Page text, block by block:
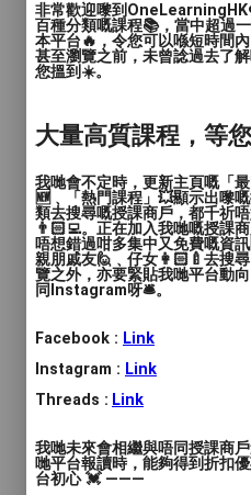
語言: 廣東話, 普通話, 英文
人數: 1對1, 2至4人, 多於4
時間: 60分鐘
價錢: $1200
服務地區: 深水埗區
1）iPhone 4K或高清
合參賽作品要求 。
2）專業收音咪高峰，
3）提供一小時鋼琴房
非常歡迎嚟到
百種分類嘅課程📚，當中超過
本平台🔥，令您可以喺短時間
甚至瀏覽之前，未曾諗過去了
您搵到☀️。
大量高質課程，等
我哋會不定時，更新主頁嘅「
🆕﹑「熱門課程」💥顯示出嚟
類去搜尋嘅授課商戶，都千祈
👨🏻‍💻。正在加入我哋嘅授課
唔想錯過咁多集中又免費嘅資
親朋戚友🙋﹑仔女👩🏻‍🍼去搜
覽之外，亦要緊貼我哋平台動
同Instagram呀🛎️。
Facebook : Link
Instagram : Link
Threads : Link
我哋未來會相繼與唔同授課商
哋平台報讀時，能夠得到折扣
台初心 💓 ———